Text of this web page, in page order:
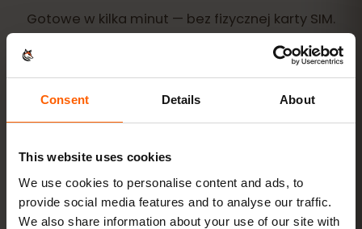
Consent Details About
This website uses cookies
We use cookies to personalise content and ads, to
provide social media features and to analyse our traffic.
We also share information about your use of our site with
Gotowe w kilka minut — bez fizycznej karty SIM.
Kup pakiet kod QR od razu e‑mailem
Zainstaluj eSIM zeskanuj kod QR w domu
przez Wi‑Fi